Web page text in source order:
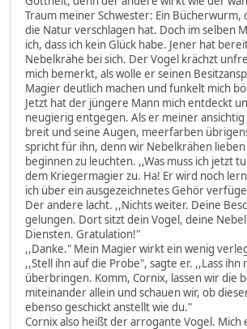
Traum meiner Schwester: Ein Bücherwurm,
die Natur verschlagen hat. Doch im selben
ich, dass ich kein Glück habe. Jener hat
Nebelkrähe bei sich. Der Vogel krächzt
mich bemerkt, als wolle er seinen
Magier deutlich machen und funkelt mich
Jetzt hat der jüngere Mann mich entdeckt
neugierig entgegen. Als er meiner
breit und seine Augen, meerfarben
spricht für ihn, denn wir Nebelkrähen lieben
beginnen zu leuchten. ,,Was muss ich jetzt
dem Kriegermagier zu. Ha! Er wird noch
ich über ein ausgezeichnetes Gehör
Der andere lacht. ,,Nichts weiter. Deine
gelungen. Dort sitzt dein Vogel, deine
Diensten. Gratulation!"
,,Danke." Mein Magier wirkt ein wenig
,,Stell ihn auf die Probe", sagte er. ,,Lass
überbringen. Komm, Cornix, lassen wir die
miteinander allein und schauen wir, ob
ebenso geschickt anstellt wie du."
Cornix also heißt der arrogante Vogel. Mich